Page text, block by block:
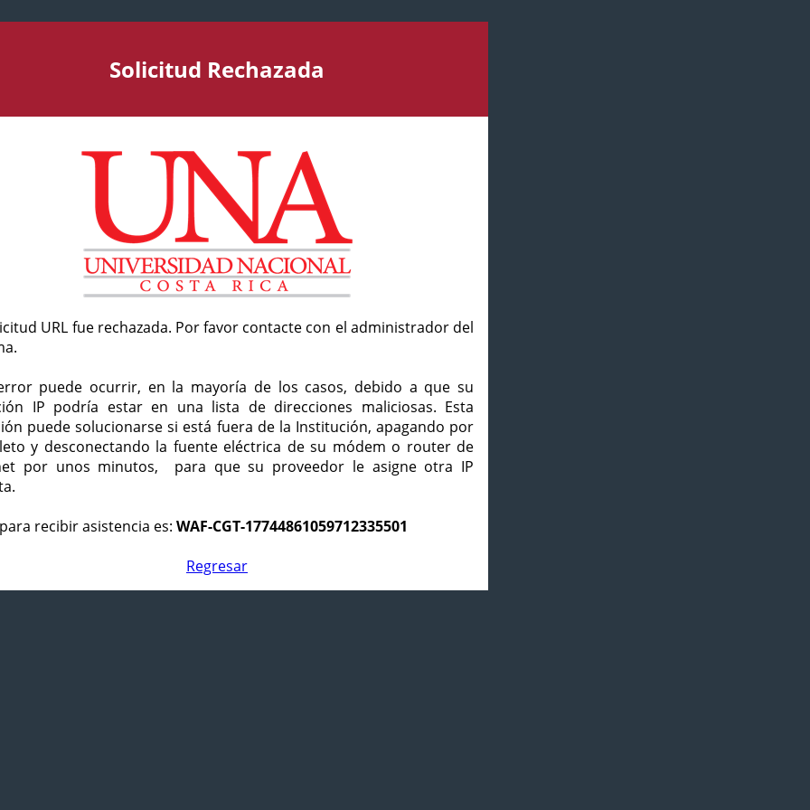
Solicitud Rechazada
URL fue rechazada. Por favor contacte con el administrador del
puede ocurrir, en la mayoría de los casos, debido a que su
IP podría estar en una lista de direcciones maliciosas. Esta
puede solucionarse si está fuera de la Institución, apagando por
y desconectando la fuente eléctrica de su módem o router de
por unos minutos, para que su proveedor le asigne otra IP
recibir asistencia es: WAF-CGT-17744861059712335501
Regresar